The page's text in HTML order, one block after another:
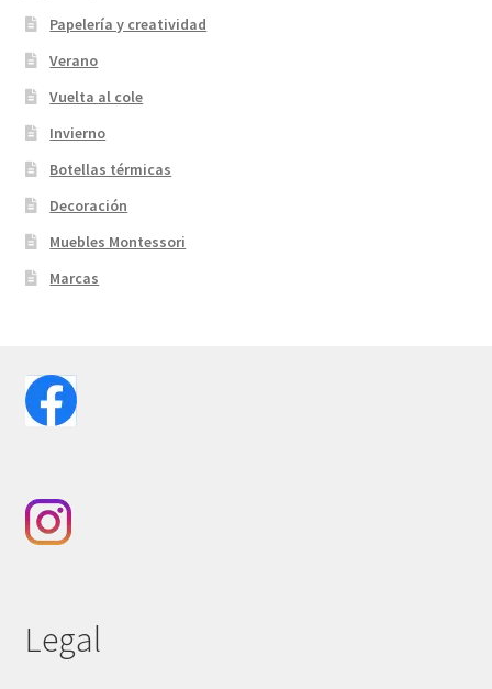
Papelería y creatividad
Verano
Vuelta al cole
Invierno
Botellas térmicas
Decoración
Muebles Montessori
Marcas
Legal